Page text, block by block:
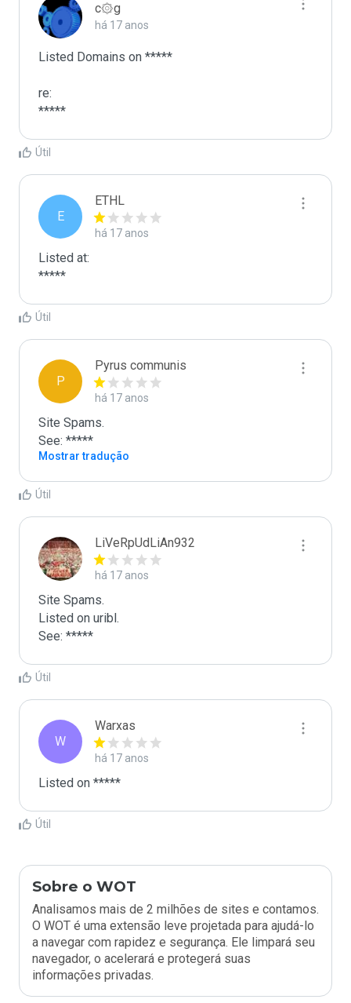
c۞g
há 17 anos
Listed Domains on *****
re:
*****
Útil
E
ETHL
há 17 anos
Listed at:
*****
Útil
P
Pyrus communis
há 17 anos
Site Spams.
See: *****
Mostrar tradução
Útil
LiVeRpUdLiAn932
há 17 anos
Site Spams.
Listed on uribl.
See: *****
Útil
W
Warxas
há 17 anos
Listed on *****
Útil
Sobre o WOT
Analisamos mais de 2 milhões de sites e contamos.
O WOT é uma extensão leve projetada para ajudá-lo
a navegar com rapidez e segurança. Ele limpará seu
navegador, o acelerará e protegerá suas
informações privadas.